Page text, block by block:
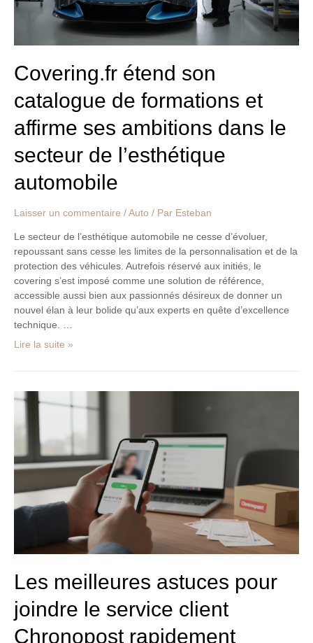
Covering.fr étend son
catalogue de formations et
affirme ses ambitions dans le
secteur de l’esthétique
automobile
Laisser un commentaire / Auto / Par Esteban
Le secteur de l’esthétique automobile ne cesse d’évoluer,
repoussant sans cesse les limites de la personnalisation et de la
protection des véhicules. Autrefois réservé aux initiés, le
covering s’est imposé comme une solution de référence,
accessible aussi bien aux passionnés désireux de donner un
nouvel élan à leur bolide qu’aux experts en quête d’excellence
technique. …
ses
secteur
de
l’esthétique
automobile
Lire la suite »
Les meilleures astuces pour
joindre le service client
Chronopost rapidement
Les
joindre
le
Chronopost